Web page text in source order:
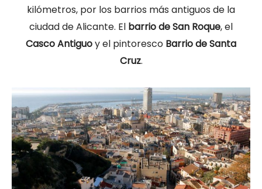
kilómetros, por los barrios más antiguos de la
ciudad de Alicante. El barrio de San Roque, el
Casco Antiguoy el pintoresco Barrio de Santa
Cruz.